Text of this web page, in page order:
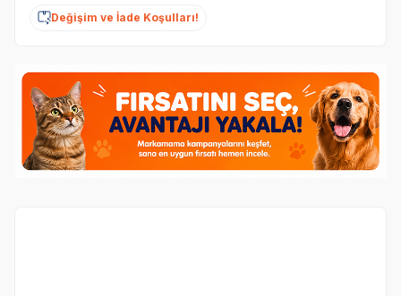
Değişim ve İade Koşulları!